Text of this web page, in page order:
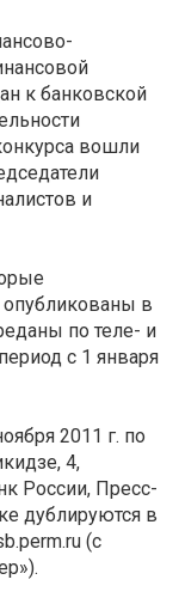
к банковской
вошли
и
опубликованы в
по теле- и
с 1 января
2011 г. по
4,
России, Пресс-
дублируются в
(c